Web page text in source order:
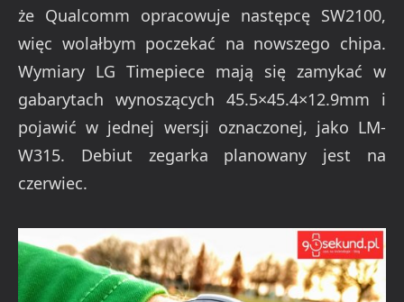
że Qualcomm opracowuje następcę SW2100,
więc wolałbym poczekać na nowszego chipa.
Wymiary LG Timepiece mają się zamykać w
gabarytach wynoszących 45.5×45.4×12.9mm i
pojawić w jednej wersji oznaczonej, jako LM-
W315. Debiut zegarka planowany jest na
czerwiec.